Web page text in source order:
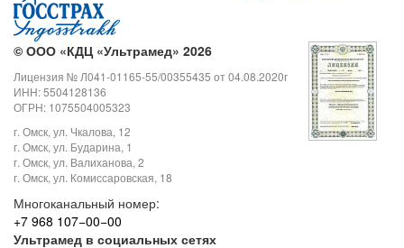
© ООО «КДЦ «Ультрамед» 2026
Лицензия № Л041-01165-55/00355435 от 04.08.2020г
ИНН: 5504128136
ОГРН: 1075504005323
г. Омск, ул. Чкалова, 12
г. Омск, ул. Бударина, 1
г. Омск, ул. Валиханова, 2
г. Омск, ул. Комиссаровская, 18
Многоканальный номер:
+7 968 107−00−00
Ультрамед в социальных сетях